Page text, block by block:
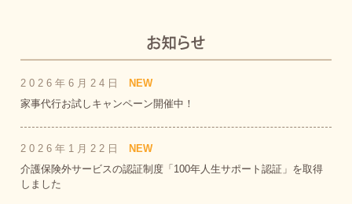
2026年6月24日
NEW
家事代行お試しキャンペーン開催中！
2026年1月22日
NEW
介護保険外サービスの認証制度「100年人生サポート認証」を取得
しました